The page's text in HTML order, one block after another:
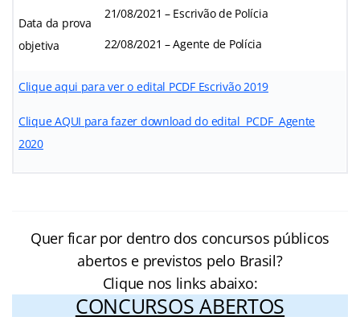
Data da prova
objetiva
21/08/2021 – Escrivão de Polícia
22/08/2021 – Agente de Polícia
Clique aqui para ver o edital PCDF Escrivão 2019
Clique AQUI para fazer download do edital PCDF Agente
2020
Quer ficar por dentro dos concursos públicos
abertos e previstos pelo Brasil?
Clique nos links abaixo:
CONCURSOS ABERTOS